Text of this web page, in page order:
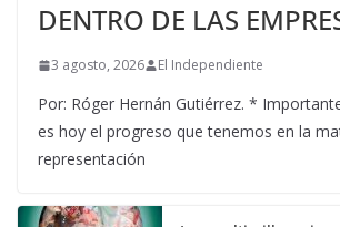
DENTRO DE LAS
3 agosto, 2026 El Independiente
Por: Róger Hernán Gutiérrez. *
es hoy el progreso que tenemos en la
representación